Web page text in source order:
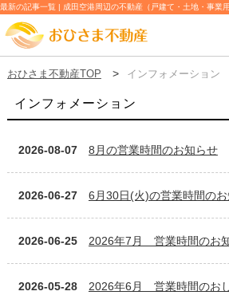
最新の記事一覧 | 成田空港周辺の不動産（戸建て・土地・事業
おひさま不動産TOP インフォメーション
インフォメーション
2026-08-07 8月の営業時間のお知らせ
2026-06-27 6月30日(火)の営業時間の
2026-06-25 2026年7月 営業時間のお
2026-05-28 2026年6月 営業時間のお